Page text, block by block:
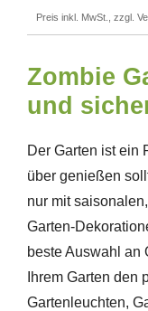
Preis inkl. MwSt., zzgl.
Zombie
und
Der Garten ist ein
über genießen
nur mit
Garten-
beste Auswahl an
Ihrem Garten den
Gartenleuchten,